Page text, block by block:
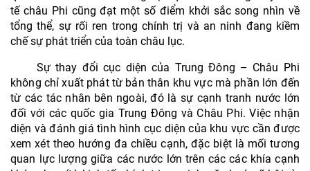
tế châu Phi cũng đạt một số điểm khởi sắc song nhìn về
tổng thể, sự rối ren trong chính trị và an ninh đang kiềm
chế sự phát triển của toàn châu lục.
Sự thay đổi cục diện của Trung Đông – Châu Phi
không chỉ xuất phát từ bản thân khu vực mà phần lớn đến
từ các tác nhân bên ngoài, đó là sự cạnh tranh nước lớn
đối với các quốc gia Trung Đông và Châu Phi.Việc nhận
diện và đánh giá tình hình cục diện của khu vực cần được
xem xét theo hướng đa chiều cạnh, đặc biệt là mối tương
quan lực lượng giữa các nước lớn trên các các khía cạnh